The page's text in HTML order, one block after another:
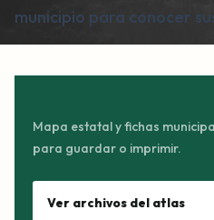
municipio para conocer
Mapa estatal y fichas
para guardar o imprimir.
Ver archivos del atlas